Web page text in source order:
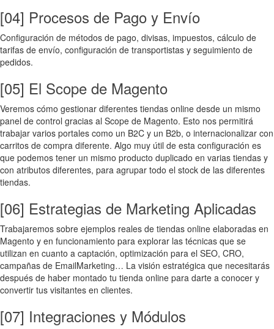
[04] Procesos de Pago y Envío
Configuración de métodos de pago, divisas, impuestos, cálculo de
tarifas de envío, configuración de transportistas y seguimiento de
pedidos.
[05] El Scope de Magento
Veremos cómo gestionar diferentes tiendas online desde un mismo
panel de control gracias al Scope de Magento. Esto nos permitirá
trabajar varios portales como un B2C y un B2b, o internacionalizar con
carritos de compra diferente. Algo muy útil de esta configuración es
que podemos tener un mismo producto duplicado en varias tiendas y
con atributos diferentes, para agrupar todo el stock de las diferentes
tiendas.
[06] Estrategias de Marketing Aplicadas
Trabajaremos sobre ejemplos reales de tiendas online elaboradas en
Magento y en funcionamiento para explorar las técnicas que se
utilizan en cuanto a captación, optimización para el SEO, CRO,
campañas de EmailMarketing… La visión estratégica que necesitarás
después de haber montado tu tienda online para darte a conocer y
convertir tus visitantes en clientes.
[07] Integraciones y Módulos